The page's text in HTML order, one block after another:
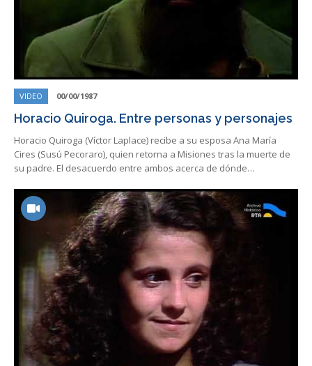
VIDEO 00/00/1987
Horacio Quiroga. Entre personas y personajes
Horacio Quiroga (Víctor Laplace) recibe a su esposa Ana María
Cires (Susú Pecoraro), quien retorna a Misiones tras la muerte de
su padre. El desacuerdo entre ambos acerca de dónde…